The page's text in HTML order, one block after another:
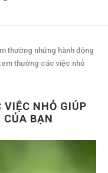
thường những hành động
thường các việc nhỏ
NHỎ GIÚP
CỦA BẠN